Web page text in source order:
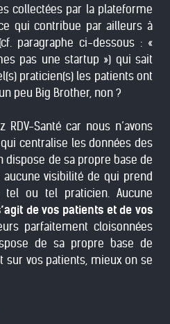
collectées par la plateforme
qui contribue par ailleurs à
paragraphe ci-dessous : «
pas une startup ») qui sait
praticien(s) les patients ont
peu Big Brother, non ?
Santé car nous n’avons
centralise les données des
dispose de sa propre base de
aucune visibilité de qui prend
tel ou tel praticien. Aucune
de vos patients et de vos
parfaitement cloisonnées
de sa propre base de
sur vos patients, mieux on se